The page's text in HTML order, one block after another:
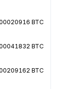
BTC
BTC
BTC